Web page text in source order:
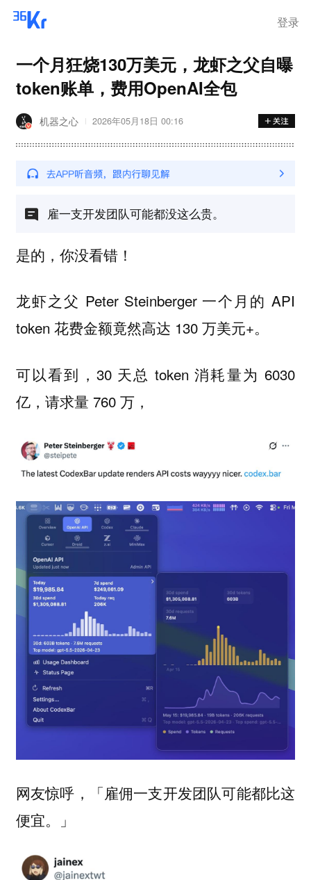
登录
一个月狂烧130万美元，龙虾之父自曝
token账单，费用OpenAI全包
机器之心 2026年05月18日 00:16
雇一支开发团队可能都没这么贵。
是的，你没看错！
龙虾之父 Peter Steinberger 一个月的 API
token 花费金额竟然高达 130 万美元+。
可以看到，30 天总 token 消耗量为 6030
亿，请求量 760 万，
网友惊呼，「雇佣一支开发团队可能都比这
便宜。」